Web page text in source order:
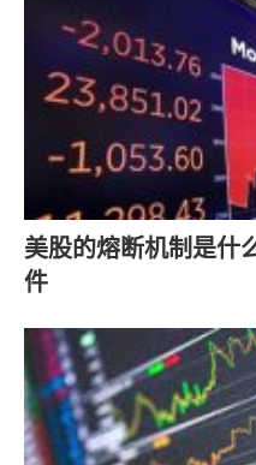
美股的熔断机制是什
件